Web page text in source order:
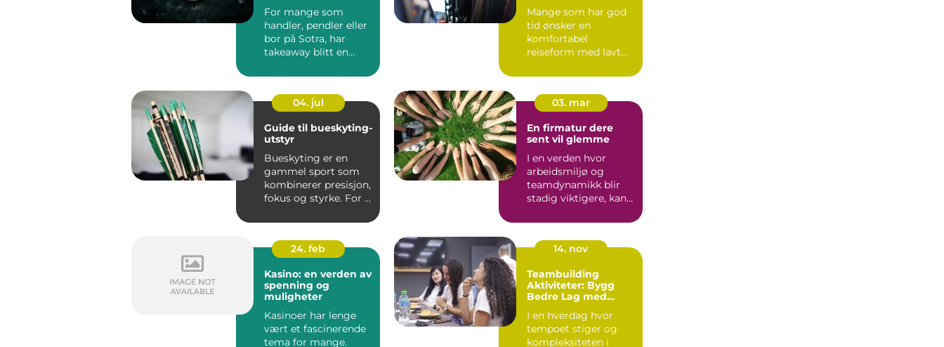
For mange som
handler, pendler eller
bor på Sotra, har
takeaway blitt en
Mange som har god
tid ønsker en
komfortabel
reiseform med lavt
samtale...
04. jul
Guide til bueskyting-
utstyr
Bueskyting er en
gammel sport som
kombinerer presisjon,
fokus og styrke. For å
03. mar
En firmatur dere
sent vil glemme
I en verden hvor
arbeidsmiljø og
teamdynamikk blir
stadig viktigere, kan
24. feb
Kasino: en verden av
spenning og
muligheter
Kasinoer har lenge
vært et fascinerende
tema for mange.
14. nov
Teambuilding
Aktiviteter: Bygg
Bedre Lag med
I en hverdag hvor
tempoet stiger og
kompleksiteten i